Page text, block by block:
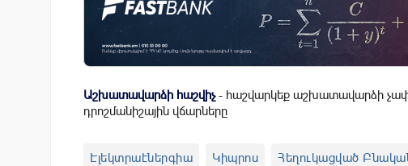
Աշխատավարձի հաշվիչ - հաշվարկեք աշխատավարձի
դրոշմանիշային վճարները
Էլեկտրաէներգիա Կիպրոս Հեղուկացված